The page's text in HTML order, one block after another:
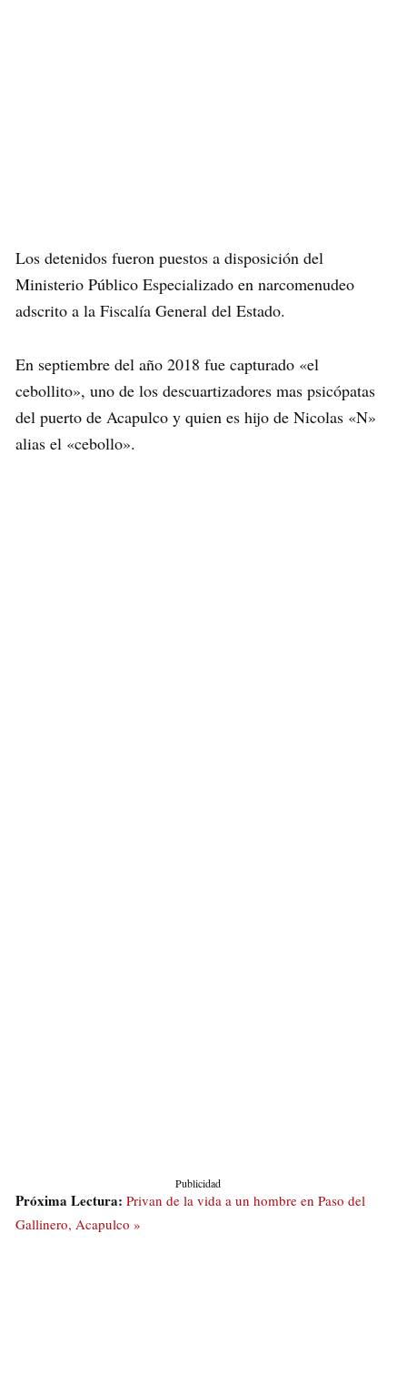
Los detenidos fueron puestos a disposición del
Ministerio Público Especializado en narcomenudeo
adscrito a la Fiscalía General del Estado.
En septiembre del año 2018 fue capturado «el
cebollito», uno de los descuartizadores mas psicópatas
del puerto de Acapulco y quien es hijo de Nicolas «N»
alias el «cebollo».
Publicidad
Próxima Lectura: Privan de la vida a un hombre en Paso del
Gallinero, Acapulco »